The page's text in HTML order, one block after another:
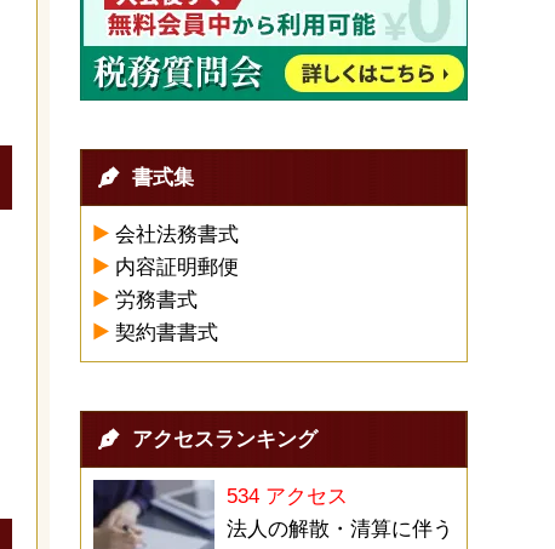
書式集
会社法務書式
内容証明郵便
労務書式
契約書書式
アクセスランキング
534 アクセス
法人の解散・清算に伴う